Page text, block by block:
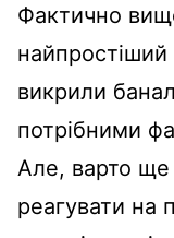
Фактично
найпростіший
викрили
потрібними
Але, варто ще
реагувати на